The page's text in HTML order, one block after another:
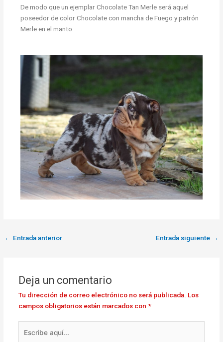
De modo que un ejemplar Chocolate Tan Merle será aquel
poseedor de color Chocolate con mancha de Fuego y patrón
Merle en el manto.
← Entrada anterior Entrada siguiente →
Deja un comentario
Tu dirección de correo electrónico no será publicada. Los
campos obligatorios están marcados con *
aquí...